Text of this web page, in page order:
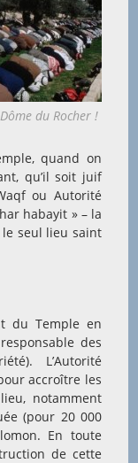
du Rocher !
quand on
qu’il soit juif
ou Autorité
habayit » – la
seul lieu saint
du Temple en
des
L’Autorité
accroître les
notamment
(pour 20 000
En toute
de cette